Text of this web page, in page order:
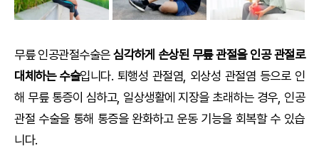
무릎 인공관절수술은심각하게 손상된 무릎 관절을 인공 관절로
대체하는 수술입니다. 퇴행성 관절염, 외상성 관절염 등으로 인
해 무릎 통증이 심하고, 일상생활에 지장을 초래하는 경우, 인공
관절 수술을 통해 통증을 완화하고 운동 기능을 회복할 수 있습
니다.